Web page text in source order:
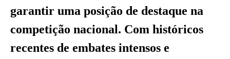
garantir uma posição de destaque na
competição nacional. Com históricos
recentes de embates intensos e